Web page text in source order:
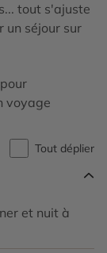
tout s'ajuste
un séjour sur
voyage
Tout déplier
et nuit à